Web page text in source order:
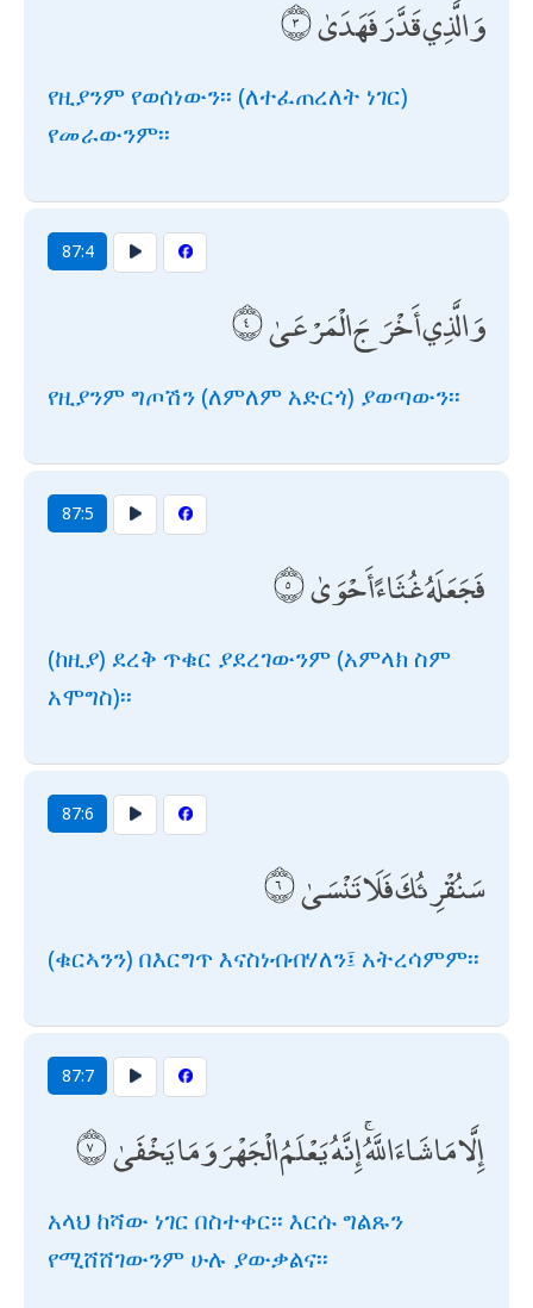
وَالَّذِي قَدَّرَ فَهَدَىٰ
የዚያንም የወሰነውን፡፡ (ለተፈጠረለት ነገር)
የመራውንም፡፡
87:4
وَالَّذِي أَخْرَجَ الْمَرْعَىٰ
የዚያንም ግጦሽን (ለምለም አድርጎ) ያወጣውን፡፡
87:5
فَجَعَلَهُ غُثَاءً أَحْوَىٰ
(ከዚያ) ደረቅ ጥቁር ያደረገውንም (አምላክ ስም
አሞግስ)፡፡
87:6
سَنُقْرِئُكَ فَلَا تَنْسَىٰ
(ቁርኣንን) በእርግጥ እናስነብብሃለን፤ አትረሳምም፡፡
87:7
إِلَّا مَا شَاءَ اللَّهُ ۚ إِنَّهُ يَعْلَمُ الْجَهْرَ وَمَا يَخْفَىٰ
አላህ ከሻው ነገር በስተቀር፡፡ እርሱ ግልጹን
የሚሸሸገውንም ሁሉ ያውቃልና፡፡